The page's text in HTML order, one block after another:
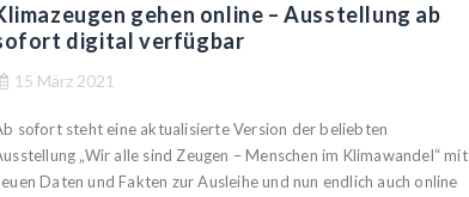
gehen online – Ausstellung ab
digital verfügbar
15 März 2021
sofort steht eine aktualisierte Version der beliebten
„Wir alle sind Zeugen – Menschen im Klimawandel“ mit
Daten und Fakten zur Ausleihe und nun endlich auch online